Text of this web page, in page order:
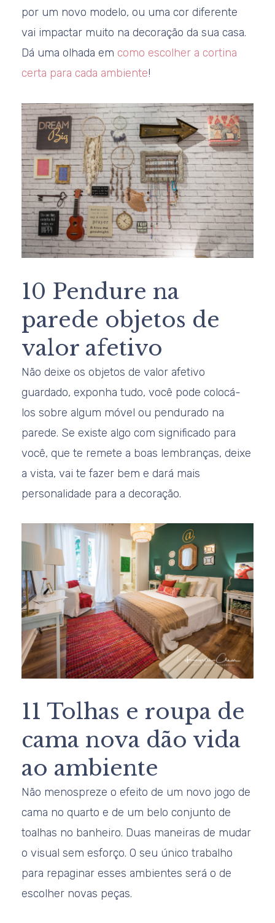
por um novo modelo, ou uma cor diferente
vai impactar muito na decoração da sua casa.
Dá uma olhada em como escolher a cortina
certa para cada ambiente!
10 Pendure na
parede objetos de
valor afetivo
Não deixe os objetos de valor afetivo
guardado, exponha tudo, você pode colocá-
los sobre algum móvel ou pendurado na
parede. Se existe algo com significado para
você, que te remete a boas lembranças, deixe
a vista, vai te fazer bem e dará mais
personalidade para a decoração.
11 Tolhas e roupa de
cama nova dão vida
ao ambiente
Não menospreze o efeito de um novo jogo de
cama no quarto e de um belo conjunto de
toalhas no banheiro. Duas maneiras de mudar
o visual sem esforço. O seu único trabalho
para repaginar esses ambientes será o de
escolher novas peças.